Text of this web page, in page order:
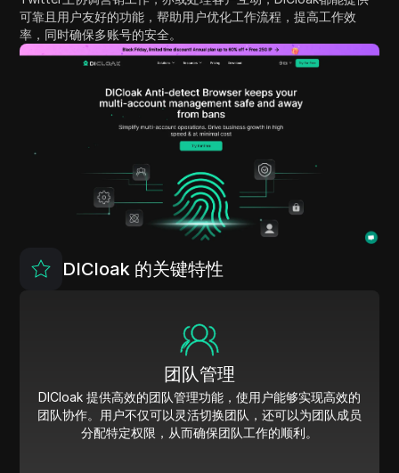
可靠且用户友好的功能，帮助用户优化工作流程，提高工作效
率，同时确保多账号的安全。
DICloak 的关键特性
团队管理
DICloak 提供高效的团队管理功能，使用户能够实现高效的
团队协作。用户不仅可以灵活切换团队，还可以为团队成员
分配特定权限，从而确保团队工作的顺利。